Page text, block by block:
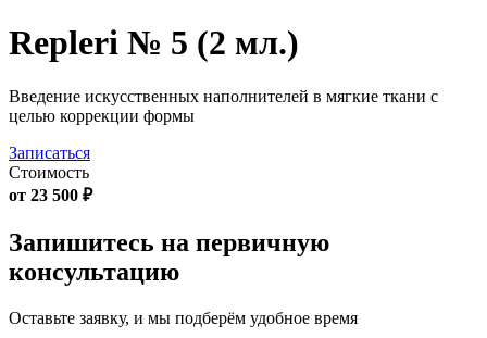
Skip
to
Repleri № 5 (2 мл.)
Введение искусственных наполнителей в мягкие ткани с
целью коррекции формы
Записаться
Стоимость
от 23 500 ₽
Запишитесь на первичную
консультацию
Оставьте заявку, и мы подберём удобное время